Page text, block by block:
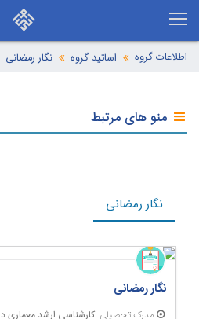
اطلاعات گروه اساتید گروه نگار رمضانی
منو های مرتبط
نگار رمضانی
نگار رمضانی
مدرک تحصیلی: کارشناسی ارشد معماری